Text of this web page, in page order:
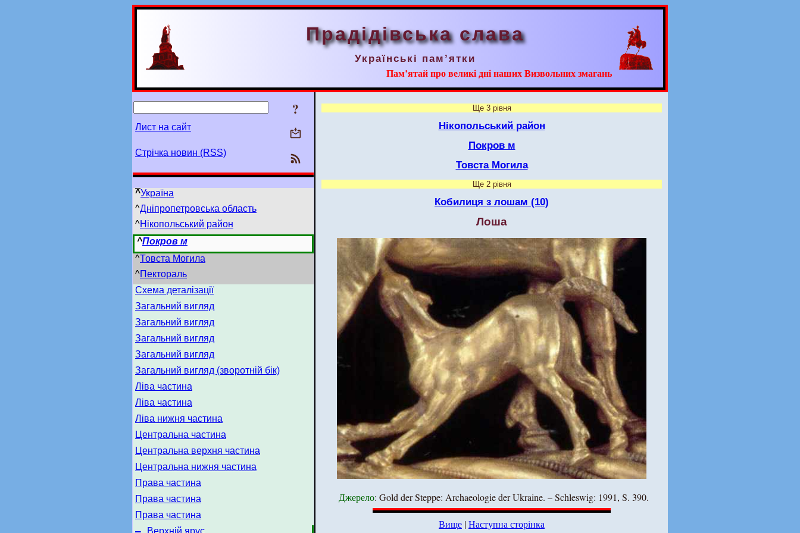
Прадідівська слава
Українські пам’ятки
Пам’ятай про великі дні наших Визвольних змагань
?
Лист на сайт
Стрічка новин (RSS)
^Україна
^Дніпропетровська область
^Нікопольський район
^Покров м
^Товста Могила
^Пектораль
Схема деталізації
Загальний вигляд
Загальний вигляд
Загальний вигляд
Загальний вигляд
Загальний вигляд (зворотній бік)
Ліва частина
Ліва частина
Ліва нижня частина
Центральна частина
Центральна верхня частина
Центральна нижня частина
Права частина
Права частина
Права частина
Верхній ярус
Ще 3 рівня
Нікопольський район
Покров м
Товста Могила
Ще 2 рівня
Кобилиця з лошам (10)
Лоша
Джерело: Gold der Steppe: Archaeologie der Ukraine. – Schleswig: 1991, S. 390.
Вище |Наступна сторінка